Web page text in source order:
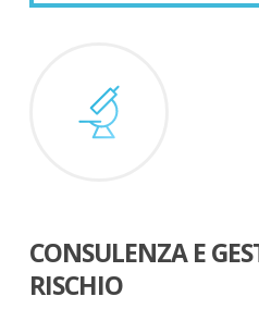
CONSULENZA E
RISCHIO